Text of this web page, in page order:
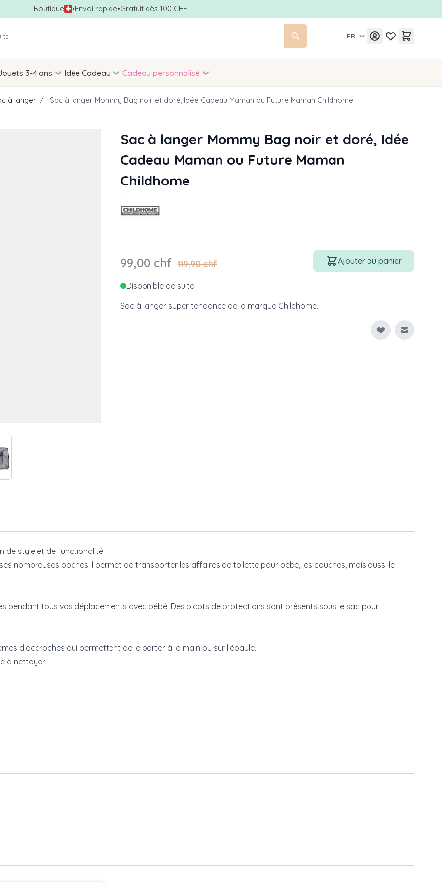
Boutique •Envoi rapide•Gratuit dès 100 CHF
FR
3-4 ans Idée Cadeau Cadeau personnalisé
à langer / Sac à langer Mommy Bag noir et doré, Idée Cadeau Maman ou Future Maman Childhome
Sac à langer Mommy Bag noir et doré, Idée
Cadeau Maman ou Future Maman
Childhome
119,90 chf
99,00 chf Quantité
Ajouter au panier
Disponible de suite
Sac à langer super tendance de la marque Childhome.
Envoyer
de style et de functionalité.
nombreuses poches il permet de transporter les affaires de toilette pour bébé, les couches, mais aussi le
pendant tous vos déplacements avec bébé. Des picots de protections sont présents sous le sac pour
d’accroches qui permettent de le porter à la main ou sur l’épaule.
à nettoyer.